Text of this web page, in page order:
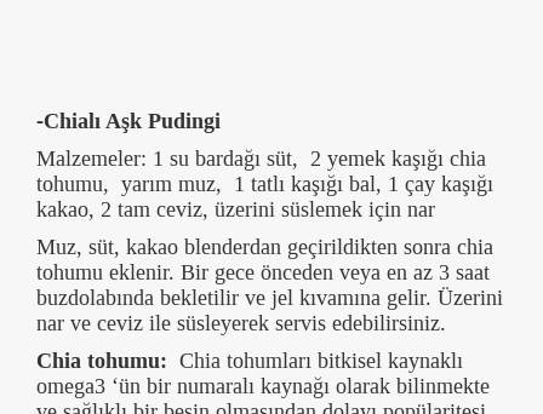
-Chialı Aşk Pudingi
Malzemeler: 1 su bardağı süt, 2 yemek kaşığı chia
tohumu, yarım muz, 1 tatlı kaşığı bal, 1 çay kaşığı
kakao, 2 tam ceviz, üzerini süslemek için nar
Muz, süt, kakao blenderdan geçirildikten sonra chia
tohumu eklenir. Bir gece önceden veya en az 3 saat
buzdolabında bekletilir ve jel kıvamına gelir. Üzerini
nar ve ceviz ile süsleyerek servis edebilirsiniz.
Chia tohumu: Chia tohumları bitkisel kaynaklı
omega3 ‘ün bir numaralı kaynağı olarak bilinmekte